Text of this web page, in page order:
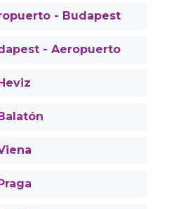
- Budapest
- Aeropuerto